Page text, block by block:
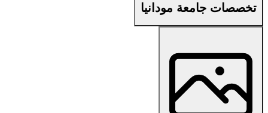
تخصصات جامعة مودانيا